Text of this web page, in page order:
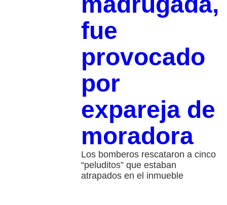
fue
provocado
por
expareja de
moradora
Los bomberos rescataron a cinco
“peluditos” que estaban
atrapados en el inmueble